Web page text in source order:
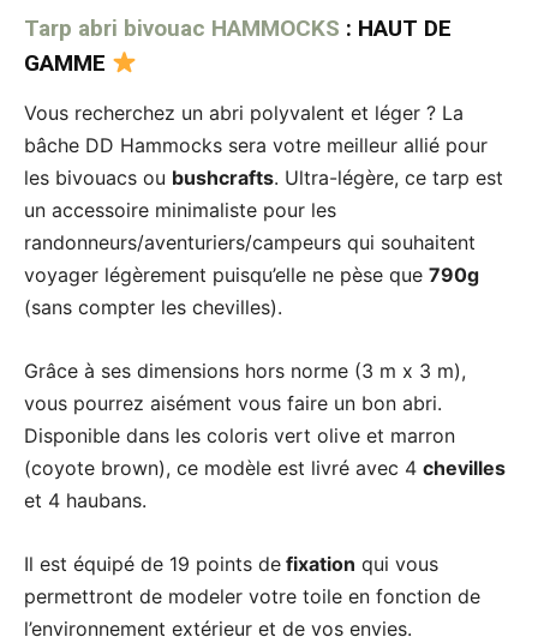
Tarp abri bivouac HAMMOCKS : HAUT DE
GAMME
Vous recherchez un abri polyvalent et léger ? La
bâche DD Hammocks sera votre meilleur allié pour
les bivouacs ou bushcrafts. Ultra-légère, ce tarp est
un accessoire minimaliste pour les
randonneurs/aventuriers/campeurs qui souhaitent
voyager légèrement puisqu’elle ne pèse que 790g
(sans compter les chevilles).
Grâce à ses dimensions hors norme (3 m x 3 m),
vous pourrez aisément vous faire un bon abri.
Disponible dans les coloris vert olive et marron
(coyote brown), ce modèle est livré avec 4 chevilles
et 4 haubans.
Il est équipé de 19 points de fixation qui vous
permettront de modeler votre toile en fonction de
l’environnement extérieur et de vos envies.